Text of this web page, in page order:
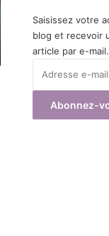
Saisissez votre
blog et recevoir
article par e-mail.
e-
Abonnez-